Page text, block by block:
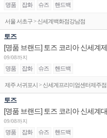
명품 잡화 슈즈 핸드백
서울 서초구 > 신세계백화점강남점
토즈
09/08까지
명품 잡화 슈즈 핸드백
제주 서귀포시 > 신세계프리미엄센터제주점
토즈
09/08까지
명품 잡화 슈즈 핸드백